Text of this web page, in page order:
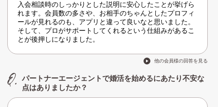
入会相談時のしっかりとした説明に安心したことが挙げら
れます。会員数の多さや、お相手のちゃんとしたプロフィ
ールが見れるのも、アプリと違って良いなと思いました。
そして、プロがサポートしてくれるという仕組みがあるこ
とが後押しになりました。
他の会員様の回答を見る
パートナーエージェントで婚活を始めるにあたり不安な
点はありましたか？